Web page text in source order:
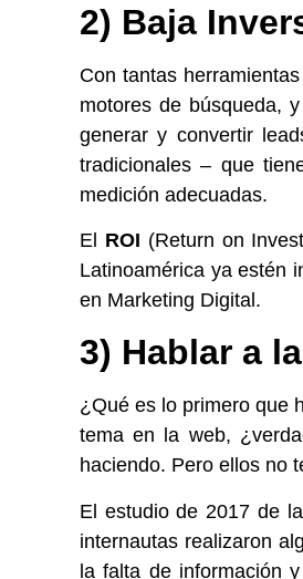
2) Baja
Con tantas
motores de búsqueda,
generar y convertir
tradicionales – que
medición adecuadas.
El ROI (Return on
Latinoamérica ya estén
en Marketing Digital.
3) Hablar a
¿Qué es lo primero que
tema en la web,
haciendo. Pero ellos no
El estudio de 2017 de
internautas realizaron
la falta de información